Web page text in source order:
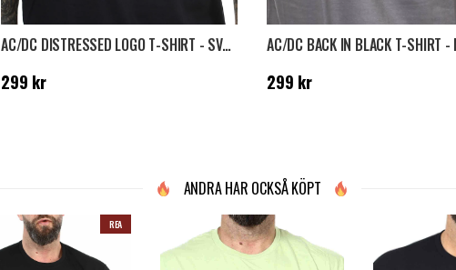
AC/DC DISTRESSED LOGO T-SHIRT - SVART
Pris: 299 kr
299 kr
Pris: 299 kr
299 kr
ANDRA HAR OCKSÅ KÖPT
REA